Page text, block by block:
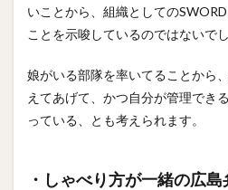
いことから、組織としての
ことを示唆しているのではないでし
娘がいる部隊を率いてることから
えてあげて、かつ自分が管理でき
っている、とも考えられます。
・しゃべり方が一緒の広島